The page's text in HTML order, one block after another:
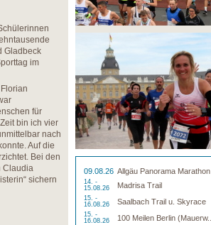
Gladbeck
im
für
bin ich vier
nach
Auf die
Bei den
Claudia
sichern
09.08.26 Allgäu Panorama Marathon
14. -
15.08.26
Madrisa Trail
15. -
16.08.26
Saalbach Trail u. Skyrace
15. -
16.08.26
100 Meilen Berlin (Mauerw...